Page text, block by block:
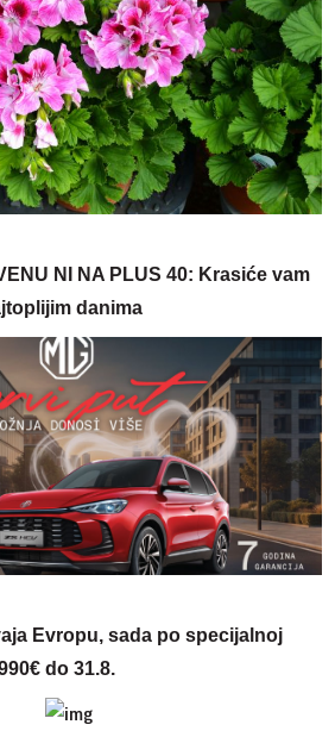
NI NA PLUS 40: Krasiće vam
danima
Evropu, sada po specijalnoj
do 31.8.